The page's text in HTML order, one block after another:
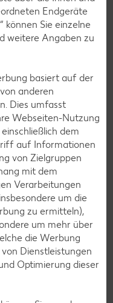
kostenlos
du wöchentlich
neuesten Angeboten
Signal, Threema
anmelden
Endgeräte
können Sie einzelne
weitere Angaben zu
basiert auf der
anderen
Dies umfasst
Webseiten-Nutzung
dem
auf Informationen
von Zielgruppen
mit dem
Verarbeitungen
um die
zu ermitteln),
um mehr über
die Werbung
Dienstleistungen
Optimierung dieser